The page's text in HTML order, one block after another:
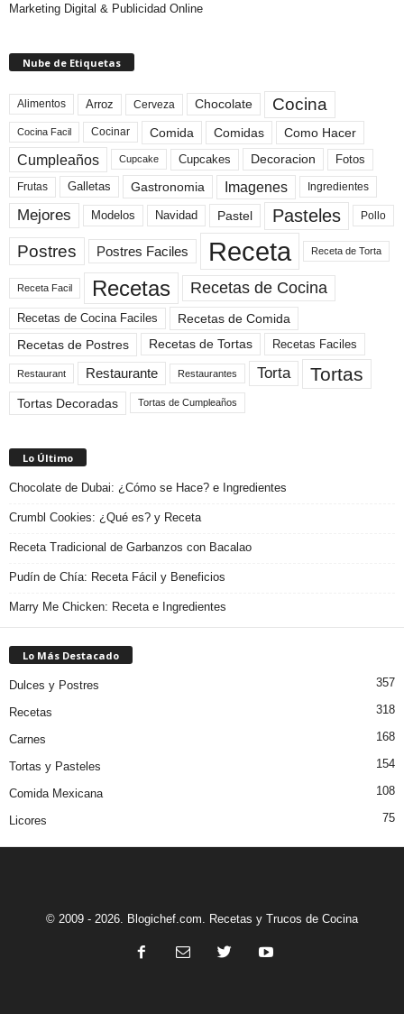
Marketing Digital & Publicidad Online
Nube de Etiquetas
Alimentos Arroz Cerveza Chocolate Cocina
Cocina Facil Cocinar Comida Comidas Como Hacer
Cumpleaños Cupcake Cupcakes Decoracion Fotos
Frutas Galletas Gastronomia Imagenes Ingredientes
Mejores Modelos Navidad Pastel Pasteles Pollo
Postres Postres Faciles Receta Receta de Torta
Receta Facil Recetas Recetas de Cocina
Recetas de Cocina Faciles
Recetas de Comida
Recetas de Postres
Recetas de Tortas Recetas Faciles
Restaurant Restaurante Restaurantes Torta Tortas
Tortas Decoradas Tortas de Cumpleaños
Lo Último
Chocolate de Dubai: ¿Cómo se Hace? e Ingredientes
Crumbl Cookies: ¿Qué es? y Receta
Receta Tradicional de Garbanzos con Bacalao
Pudín de Chía: Receta Fácil y Beneficios
Marry Me Chicken: Receta e Ingredientes
Lo Más Destacado
Dulces y Postres 357
Recetas 318
Carnes 168
Tortas y Pasteles 154
Comida Mexicana 108
Licores 75
© 2009 - 2026. Blogichef.com. Recetas y Trucos de Cocina